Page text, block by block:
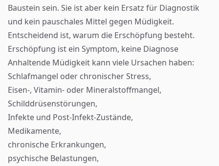
Baustein sein. Sie ist aber kein Ersatz für Diagnostik
und kein pauschales Mittel gegen Müdigkeit.
Entscheidend ist, warum die Erschöpfung besteht.
Erschöpfung ist ein Symptom, keine Diagnose
Anhaltende Müdigkeit kann viele Ursachen haben:
Schlafmangel oder chronischer Stress,
Eisen-, Vitamin- oder Mineralstoffmangel,
Schilddrüsenstörungen,
Infekte und Post-Infekt-Zustände,
Medikamente,
chronische Erkrankungen,
psychische Belastungen,